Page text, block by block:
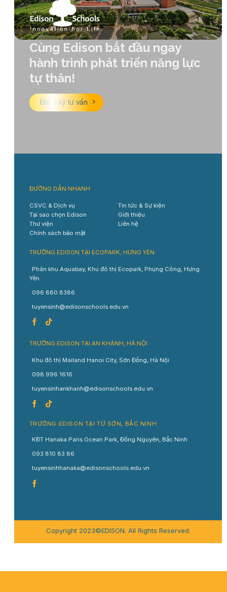
Cùng Edison bắt đầu ngay
hành trình phát triển năng lực
tự thân!
Đăng ký tư vấn
ĐƯỜNG DẪN NHANH
CSVC & Dịch vụ
Tin tức & Sự kiện
Tại sao chọn Edison
Giới thiệu
Thư viện
Liên hệ
Chính sách bảo mật
TRƯỜNG EDISON TẠI ECOPARK, HƯNG YÊN
Phân khu Aquabay, Khu đô thị Ecopark, Phụng Công, Hưng
Yên
096 880 8386
tuyensinh@edisonschools.edu.vn
TRƯỜNG EDISON TẠI AN KHÁNH, HÀ NỘI
Khu đô thị Mailand Hanoi City, Sơn Đồng, Hà Nội
098 996 1616
tuyensinhankhanh@edisonschools.edu.vn
TRƯỜNG EDISON TẠI TỪ SƠN, BẮC NINH
KĐT Hanaka Paris Ocean Park, Đồng Nguyên, Bắc Ninh
093 810 83 86
tuyensinhhanaka@edisonschools.edu.vn
Copyright 2023©EDISON. All Rights Reserved.